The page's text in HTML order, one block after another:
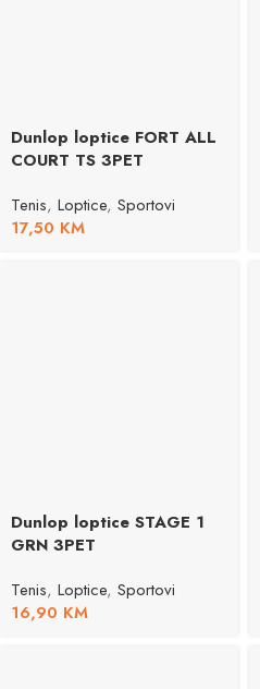
Dunlop loptice FORT ALL
COURT TS 3PET
Tenis, Loptice, Sportovi
17,50 KM
Dunlop loptice STAGE 1
GRN 3PET
Tenis, Loptice, Sportovi
16,90 KM